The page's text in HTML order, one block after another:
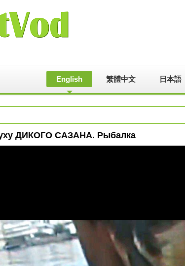
English 繁體中文 日本語
ДИКОГО САЗАНА. Рыбалка